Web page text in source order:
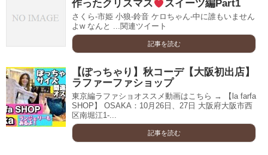
作ったクリスマス
スイーツ編Part1
さくら-市姫 小狼-鈴音 ケロちゃん-中に誰もいません
よw なんと ...関連ツイート
記事を読む
【ぽっちゃり】秋コーデ【大阪初出店】
ラファーファショップ
東京編ラファショオススメ動画はこちら → 【la farfa
SHOP】 OSAKA：10月26日、27日 大阪府大阪市西
区南堀江1-...
記事を読む